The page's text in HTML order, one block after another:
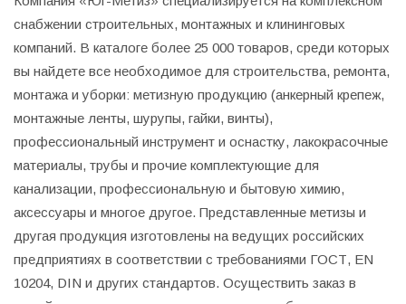
снабжении строительных, монтажных и клининговых
компаний. В каталоге более 25 000 товаров, среди которых
вы найдете все необходимое для строительства, ремонта,
монтажа и уборки: метизную продукцию (анкерный крепеж,
монтажные ленты, шурупы, гайки, винты),
профессиональный инструмент и оснастку, лакокрасочные
материалы, трубы и прочие комплектующие для
канализации, профессиональную и бытовую химию,
аксессуары и многое другое. Представленные метизы и
другая продукция изготовлены на ведущих российских
предприятиях в соответствии с требованиями ГОСТ, EN
10204, DIN и других стандартов. Осуществить заказ в